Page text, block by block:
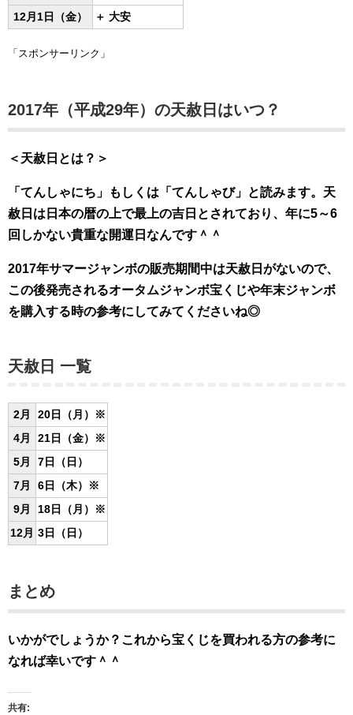
12月1日（金）
＋ 大安
「スポンサーリンク」
2017年（平成29年）の天赦日はいつ？
＜天赦日とは？＞
「てんしゃにち」もしくは「てんしゃび」と読みます。天
赦日は日本の暦の上で最上の吉日とされており、年に5～6
回しかない貴重な開運日なんです＾＾
2017年サマージャンボの販売期間中は天赦日がないので、
この後発売されるオータムジャンボ宝くじや年末ジャンボ
を購入する時の参考にしてみてくださいね◎
天赦日 一覧
2月
20日（月）※
4月
21日（金）※
5月
7日（日）
7月
6日（木）※
9月
18日（月）
※
12月 3日（日）
まとめ
いかがでしょうか？これから宝くじを買われる方の参考に
なれば幸いです＾＾
共有: